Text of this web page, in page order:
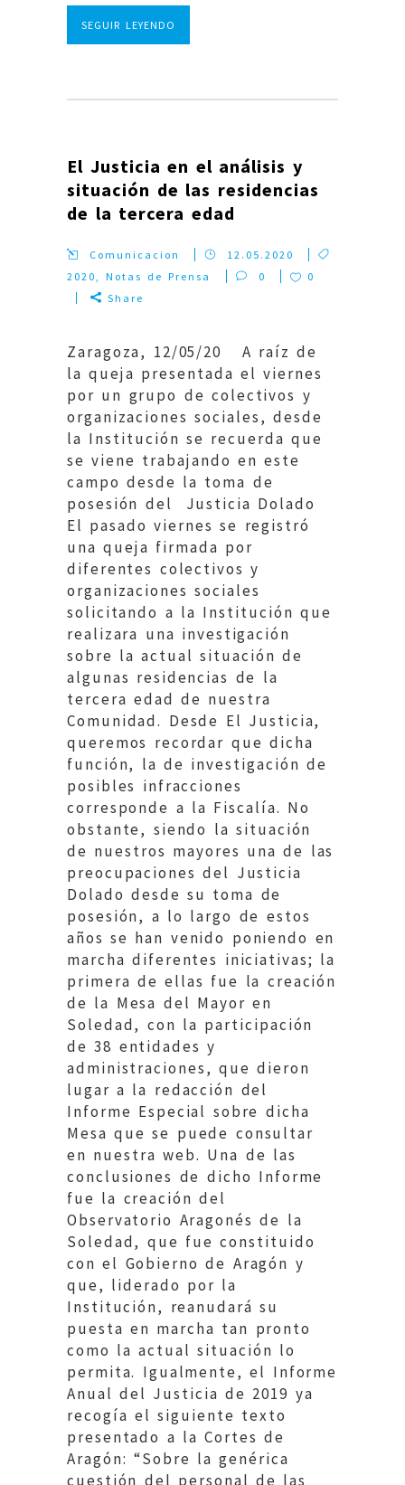
SEGUIR LEYENDO
El Justicia en el análisis y
situación de las residencias
de la tercera edad
Comunicacion
12.05.2020
2020,Notas de Prensa 0
0
Share
Zaragoza, 12/05/20 A raíz de
la queja presentada el viernes
por un grupo de colectivos y
organizaciones sociales, desde
la Institución se recuerda que
se viene trabajando en este
campo desde la toma de
posesión del Justicia Dolado
El pasado viernes se registró
una queja firmada por
diferentes colectivos y
organizaciones sociales
solicitando a la Institución que
realizara una investigación
sobre la actual situación de
algunas residencias de la
tercera edad de nuestra
Comunidad. Desde El Justicia,
queremos recordar que dicha
función, la de investigación de
posibles infracciones
corresponde a la Fiscalía. No
obstante, siendo la situación
de nuestros mayores una de las
preocupaciones del Justicia
Dolado desde su toma de
posesión, a lo largo de estos
años se han venido poniendo en
marcha diferentes iniciativas; la
primera de ellas fue la creación
de la Mesa del Mayor en
Soledad, con la participación
de 38 entidades y
administraciones, que dieron
lugar a la redacción del
Informe Especial sobre dicha
Mesa que se puede consultar
en nuestra web. Una de las
conclusiones de dicho Informe
fue la creación del
Observatorio Aragonés de la
Soledad, que fue constituido
con el Gobierno de Aragón y
que, liderado por la
Institución, reanudará su
puesta en marcha tan pronto
como la actual situación lo
permita. Igualmente, el Informe
Anual del Justicia de 2019 ya
recogía el siguiente texto
presentado a la Cortes de
Aragón: “Sobre la genérica
cuestión del personal de las